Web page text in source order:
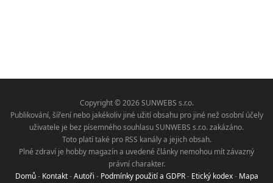
Copyright © 2026 SUNWEBS s.r.o.
Publikování, šíření nebo jakékoliv jiné užití obsahu pro jiné než osobní účely
uživatele je bez písemného souhlasu SUNWEBS s.r.o. zakázáno.
Toto platí také pro RSS kanály a jejich obsah.
Plné zdraví je hobby magazín a uvedené články nemohou mít závazný
právní charakter.
Domů- Kontakt-Autoři - Podmínky použití a GDPR- Etický kodex- Mapa